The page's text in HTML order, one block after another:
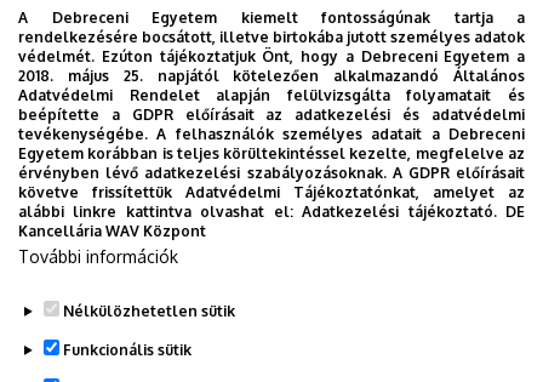
tanácsadó
Szervezet:
Szlovákiai
Mezőgazdasági
Kutatóintézet
Adományozás
Legutóbbi frissítés: 2023. 03. 06. 11:10
A Debreceni Egyetem kiemelt fontosságúnak tartja a
rendelkezésére bocsátott, illetve birtokába jutott személyes adatok
védelmét. Ezúton tájékoztatjuk Önt, hogy a Debreceni Egyetem a
2018. május 25. napjától kötelezően alkalmazandó Általános
Adatvédelmi Rendelet alapján felülvizsgálta folyamatait és
beépítette a GDPR előírásait az adatkezelési és adatvédelmi
tevékenységébe. A felhasználók személyes adatait a Debreceni
Egyetem korábban is teljes körültekintéssel kezelte, megfelelve az
érvényben lévő adatkezelési szabályozásoknak. A GDPR előírásait
követve frissítettük Adatvédelmi Tájékoztatónkat, amelyet az
alábbi linkre kattintva olvashat el:Adatkezelési tájékoztató. DE
Kancellária WAV Központ
További információk
Nélkülözhetetlen sütik
Funkcionális sütik